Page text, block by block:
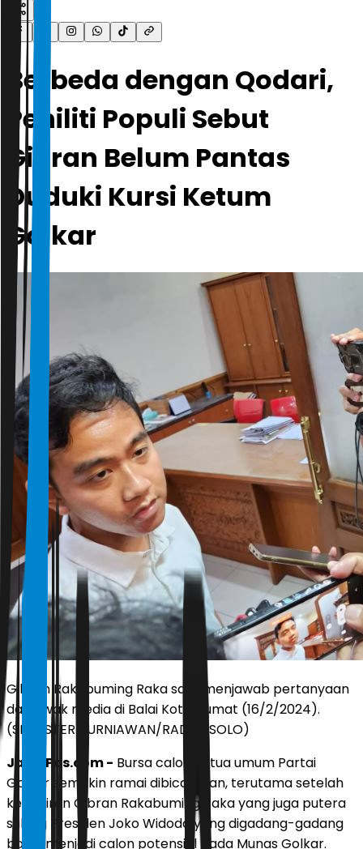
Berbeda dengan Qodari,
Peniliti Populi Sebut
Gibran Belum Pantas
Duduki Kursi Ketum
Golkar
Gibran Rakabuming Raka saat menjawab pertanyaan
dari awak media di Balai Kota, Jumat (16/2/2024).
(SILVESTER KURNIAWAN/RADAR SOLO)
JawaPos.com - Bursa calon ketua umum Partai
Golkar semakin ramai dibicarakan, terutama setelah
kehadiran Gibran Rakabuming Raka yang juga putera
sulung Presiden Joko Widodo yang digadang-gadang
bakal menjadi calon potensial pada Munas Golkar.